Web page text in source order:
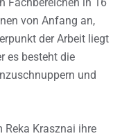
von Anfang an,
der Arbeit liegt
es besteht die
und
Reka Krasznai ihre